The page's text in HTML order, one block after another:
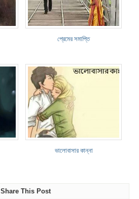
প্রেমের সমাপ্তি
ভালোবাসার কান্না
Share This Post